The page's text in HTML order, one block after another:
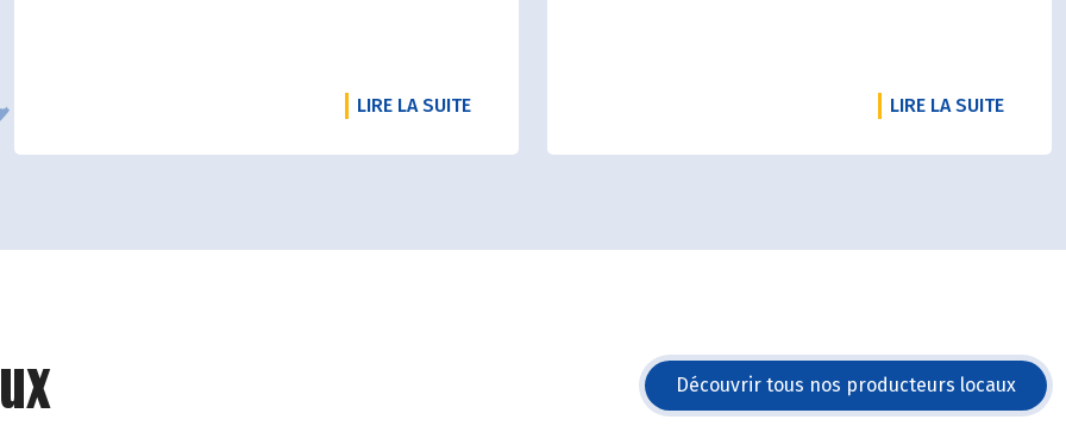
LIRE LA SUITEDE L'ARTICLE FOIRE AUX VINS BIO, LE PRINTEMPS SE PARTAGE.
LIRE LA SUITEDE
Découvrir tous nos producteurs locaux